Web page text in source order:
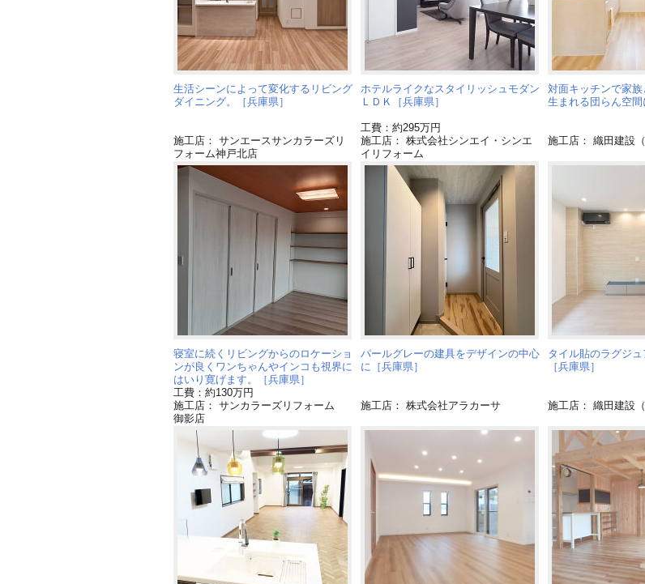
生活シーンによって変化するリビング
ダイニング。［兵庫県］
施工店： サンエースサンカラーズリ
フォーム神戸北店
ホテルライクなスタイリッシュモダン
ＬＤＫ［兵庫県］
工費：約295万円
施工店： 株式会社シンエイ・シンエ
イリフォーム
対面キッチンで家族
生まれる団らん空間
施工店： 織田建設（
寝室に続くリビングからのロケーショ
ンが良くワンちゃんやインコも視界に
はいり寛げます。［兵庫県］
工費：約130万円
施工店： サンカラーズリフォーム
御影店
パールグレーの建具をデザインの中心
に［兵庫県］
施工店： 株式会社アラカーサ
タイル貼のラグジ
［兵庫県］
施工店： 織田建設（